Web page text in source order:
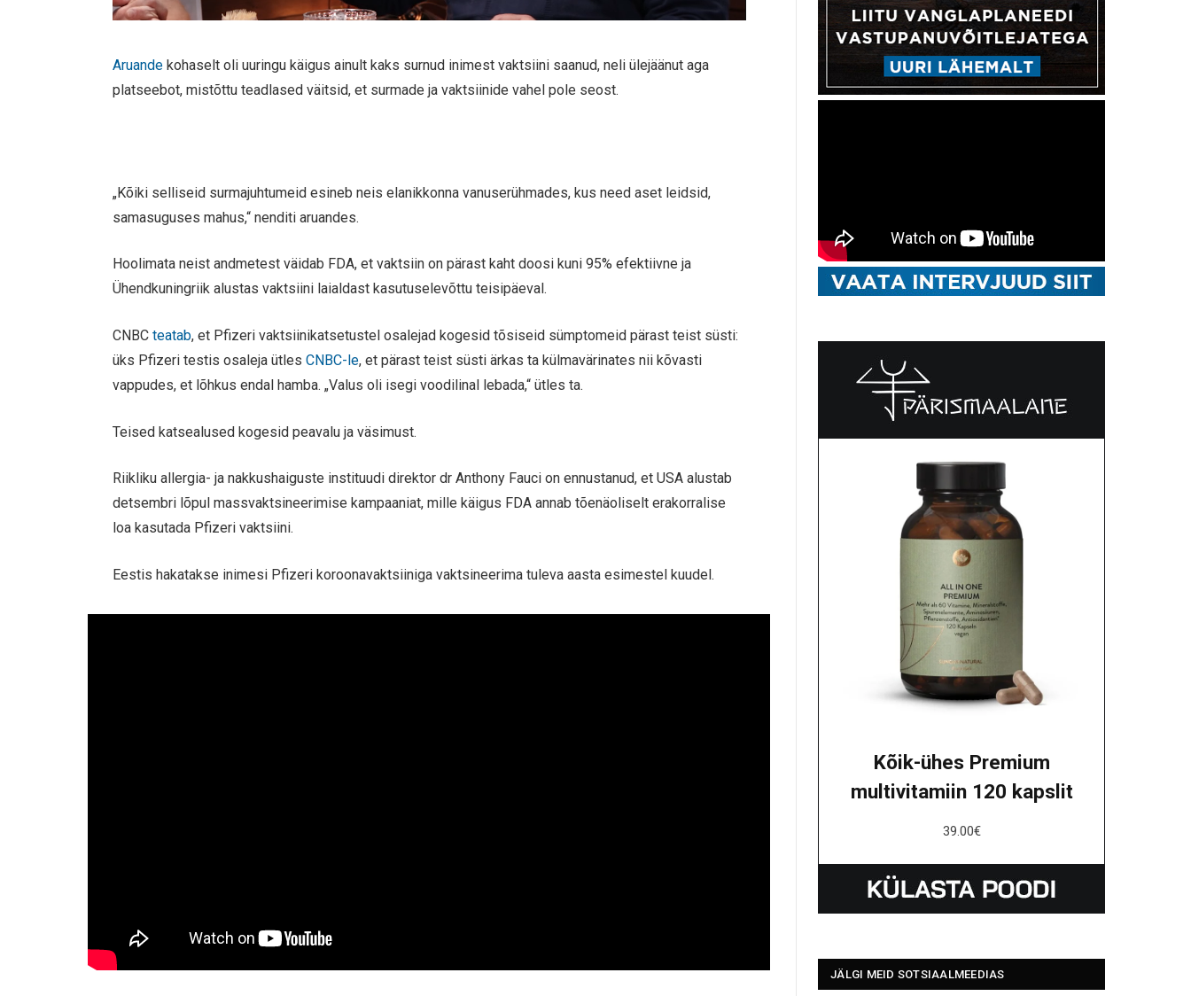
Aruandekohaselt oli uuringu käigus ainult kaks surnud inimest vaktsiini saanud, neli ülejäänut aga
platseebot, mistõttu teadlased väitsid, et surmade ja vaktsiinide vahel pole seost.
„Kõiki selliseid surmajuhtumeid esineb neis elanikkonna vanuserühmades, kus need aset leidsid,
samasuguses mahus,“ nenditi aruandes.
Hoolimata neist andmetest väidab FDA, et vaktsiin on pärast kaht doosi kuni 95% efektiivne ja
Ühendkuningriik alustas vaktsiini laialdast kasutuselevõttu teisipäeval.
CNBCteatab, et Pfizeri vaktsiinikatsetustel osalejad kogesid tõsiseid sümptomeid pärast teist süsti:
üks Pfizeri testis osaleja ütles CNBC-le, et pärast teist süsti ärkas ta külmavärinates nii kõvasti
vappudes, et lõhkus endal hamba. „Valus oli isegi voodilinal lebada,“ ütles ta.
Teised katsealused kogesid peavalu ja väsimust.
Riikliku allergia- ja nakkushaiguste instituudi direktor dr Anthony Fauci on ennustanud, et USA alustab
detsembri lõpul massvaktsineerimise kampaaniat, mille käigus FDA annab tõenäoliselt erakorralise
loa kasutada Pfizeri vaktsiini.
Eestis hakatakse inimesi Pfizeri koroonavaktsiiniga vaktsineerima tuleva aasta esimestel kuudel.
Kõik-ühes Premium
multivitamiin 120 kapslit
39.00€
JÄLGI MEID SOTSIAALMEEDIAS